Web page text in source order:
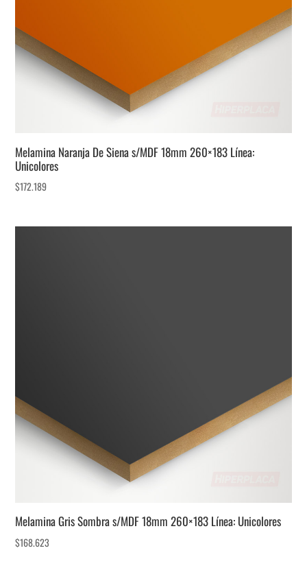
Melamina Naranja De Siena s/MDF 18mm 260×183 Línea:
Unicolores
$172.189
Melamina Gris Sombra s/MDF 18mm 260×183 Línea: Unicolores
$168.623